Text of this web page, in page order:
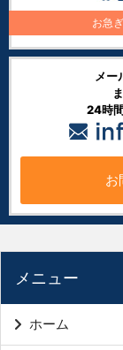
お急
メー
24時
お
メニュー
ホーム